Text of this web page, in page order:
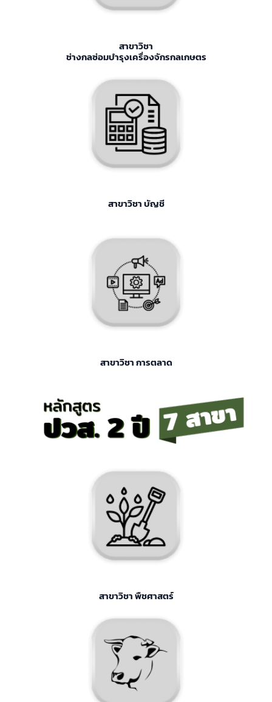
สาขาวิชา
ช่างกลซ่อมบำรุงเครื่องจักรกลเกษตร
สาขาวิชา บัญชี
สาขาวิชา การตลาด
สาขาวิชา พืชศาสตร์